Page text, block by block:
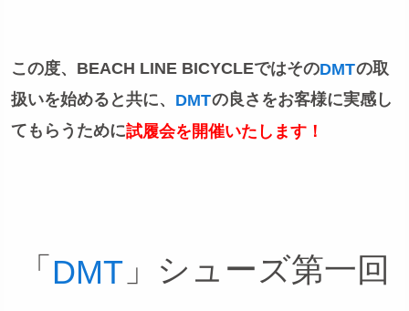
この度、BEACH LINE BICYCLEではそのDMTの取
扱いを始めると共に、 DMTの良さをお客様に実感し
てもらうために試履会を開催いたします！
「 DMT 」シューズ第一回